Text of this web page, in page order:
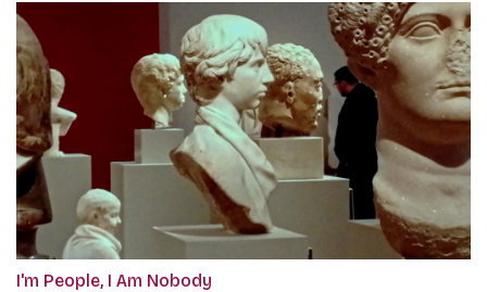
I'm People, I Am Nobody